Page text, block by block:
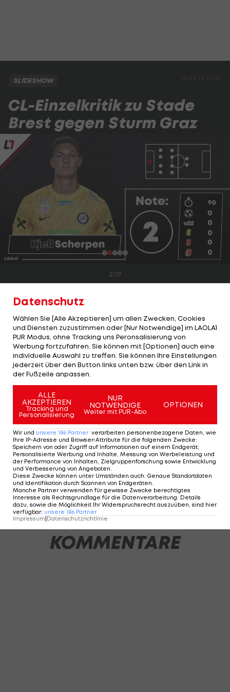
SLIDESHOW
CL-Einzelkritik zu Stade
Brest gegen Sturm Graz
2/17
Wirklich viel zu tun bekam Scherpen lange nicht.
Der erste Schuss war auch ein Treffer - bei der
Führung von Brest sah Scherpen den Ball aber
ganz spät, den hätte er kaum halten können. Bei
den hohen Bällen war der Niederländer wie
gewohnt zur Stelle, machte das Spiel vor dem
Ausgleichtreffer schnell. Auch das zweite
Gegentor war nicht sein Fehler. Als alle anderen
schon aufgegeben hatten, hielt er Sturm
zumindest theoretisch noch im Spiel. Parierte in
den Minuten 88, 90 und 93 noch glänzend.
2 VON 17
KOMMENTARE
Datenschutz
Wählen Sie [Alle Akzeptieren] um allen Zwecken, Cookies
und Diensten zuzustimmen oder [Nur Notwendige] im LAOLA1
PUR Modus, ohne Tracking uns Peronsalisierung von
Werbung fortzufahren. Sie können mit [Optionen] auch eine
individuelle Auswahl zu treffen. Sie können Ihre Einstellungen
jederzeit über den Button links unten bzw. über den Link in
der Fußzeile anpassen.
ALLE
AKZEPTIEREN
Tracking und
Personalisierung
NUR
NOTWENDIGE
Weiter mit PUR-Abo
OPTIONEN
Wir und unsere 186 Partner verarbeiten personenbezogene Daten, wie
Ihre IP-Adresse und Browser-Attribute für die folgenden Zwecke:
Speichern von oder Zugriff auf Informationen auf einem Endgerät;
Personalisierte Werbung und Inhalte, Messung von Werbeleistung und
der Performance von Inhalten, Zielgruppenforschung sowie Entwicklung
und Verbesserung von Angeboten.
Diese Zwecke können unter Umständen auch: Genaue Standortdaten
und Identifikation durch Scannen von Endgeräten.
Manche Partner verwenden für gewisse Zwecke berechtigtes
Interesse als Rechtsgrundlage für die Datenverarbeitung. Details
dazu, sowie die Möglichkeit Ihr Widerspruchsrecht auszuüben, sind hier
verfügbar: unsere 186 Partner
Impressum Datenschutzrichtlinie